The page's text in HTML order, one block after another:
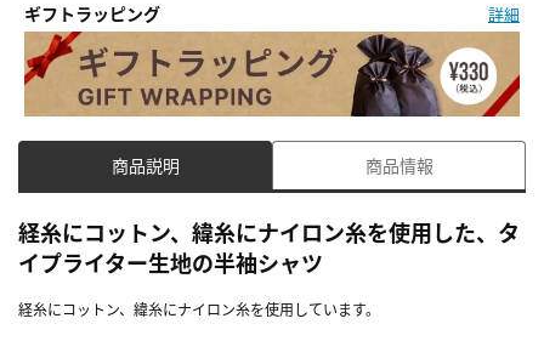
ギフトラッピング 詳細
商品説明 商品情報
経糸にコットン、緯糸にナイロン糸を使用した、タ
イプライター生地の半袖シャツ
経糸にコットン、緯糸にナイロン糸を使用しています。